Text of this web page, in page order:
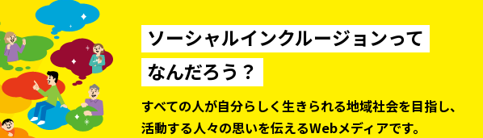
ソーシャルインクルージョンって
なんだろう？
すべての人が自分らしく生きられる地域社会を目指し、
活動する人々の思いを伝えるWebメディアです。